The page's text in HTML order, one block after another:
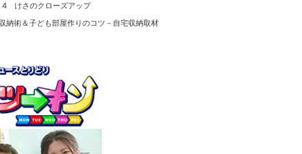
けさのクローズアップ
納術＆子ども部屋作りのコツ－自宅収納取材